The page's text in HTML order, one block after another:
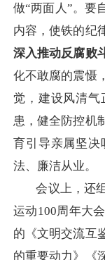
做“两面人”。要
内容，使铁的纪
深入推动反腐败
化不敢腐的震慑
觉，建设风清
患，健全防控机
育引导亲属坚决
法、廉洁从业。
会议上，还
运动100周年大
的《文明交流互
的重要动力》 《